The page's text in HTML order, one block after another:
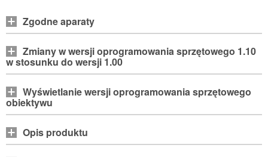
Zgodne aparaty
Zmiany w wersji oprogramowania sprzętowego 1.10
w stosunku do wersji 1.00
Wyświetlanie wersji oprogramowania sprzętowego
obiektywu
Opis produktu